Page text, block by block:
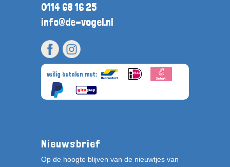
0114 68 16 25
info@de-vogel.nl
veilig betalen met:
Nieuwsbrief
Op de hoogte blijven van de nieuwtjes van